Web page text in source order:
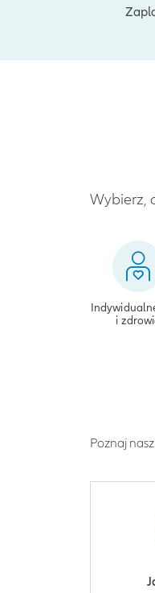
Wybierz,
i
Poznaj